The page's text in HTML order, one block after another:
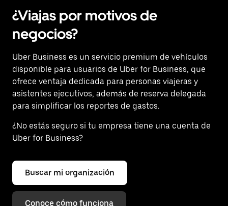
¿Viajas por motivos de
negocios?
Uber Business es un servicio premium de vehículos
disponible para usuarios de Uber for Business, que
ofrece ventaja dedicada para personas viajeras y
asistentes ejecutivos, además de reserva delegada
para simplificar los reportes de gastos.
¿No estás seguro si tu empresa tiene una cuenta de
Uber for Business?
Buscar mi organización
Conoce cómo funciona